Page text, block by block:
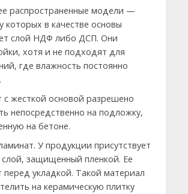
распространенные модели —
которых в качестве основы
слой НДФ либо ДСП. Они
хотя и не подходят для
где влажность постоянно
с жесткой основой разрешено
непосредственно на подложку,
на бетоне.
У продукции присутствует
слой, защищенный пленкой. Ее
перед укладкой. Такой материал
на керамическую плитку